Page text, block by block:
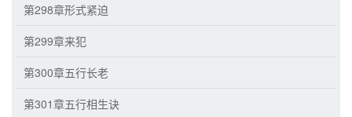
第298章形式紧迫
第299章来犯
第300章五行长老
第301章五行相生诀